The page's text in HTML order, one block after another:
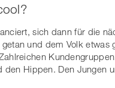
sich dann für die
und dem Volk etwas
Hippen. Den Jungen